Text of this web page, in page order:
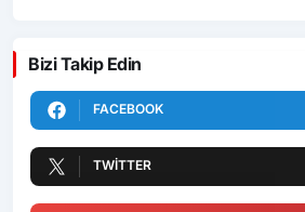
Bizi Takip Edin
FACEBOOK
TWITTER